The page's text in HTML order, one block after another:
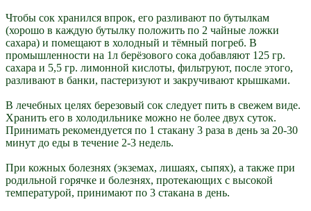
Чтобы сок хранился впрок, его разливают по бутылкам
(хорошо в каждую бутылку положить по 2 чайные ложки
сахара) и помещают в холодный и тёмный погреб. В
промышленности на 1л берёзового сока добавляют 125 гр.
сахара и 5,5 гр. лимонной кислоты, фильтруют, после этого,
разливают в банки, пастеризуют и закручивают крышками.
В лечебных целях березовый сок следует пить в свежем виде.
Хранить его в холодильнике можно не более двух суток.
Принимать рекомендуется по 1 стакану 3 раза в день за 20-30
минут до еды в течение 2-3 недель.
При кожных болезнях (экземах, лишаях, сыпях), а также при
родильной горячке и болезнях, протекающих с высокой
температурой, принимают по 3 стакана в день.